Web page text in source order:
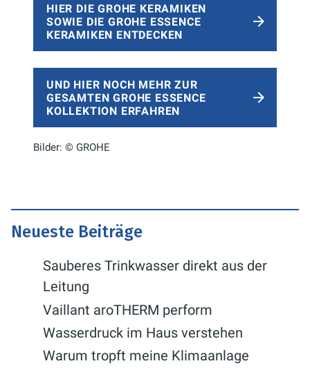
HIER DIE GROHE KERAMIKEN
SOWIE DIE GROHE ESSENCE
KERAMIKEN ENTDECKEN
UND HIER NOCH MEHR ZUR
GESAMTEN GROHE ESSENCE
KOLLEKTION ERFAHREN
Bilder: © GROHE
Neueste Beiträge
Sauberes Trinkwasser direkt aus der
Leitung
Vaillant aroTHERM perform
Wasserdruck im Haus verstehen
Warum tropft meine Klimaanlage